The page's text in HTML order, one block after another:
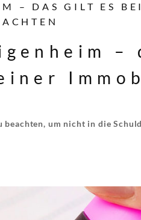
– DAS GILT ES
–
um nicht in die